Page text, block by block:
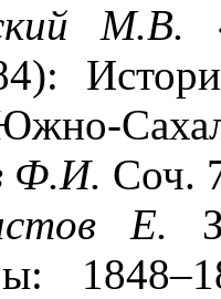
М.В.
Ф.И. Соч.
Е.
1848–